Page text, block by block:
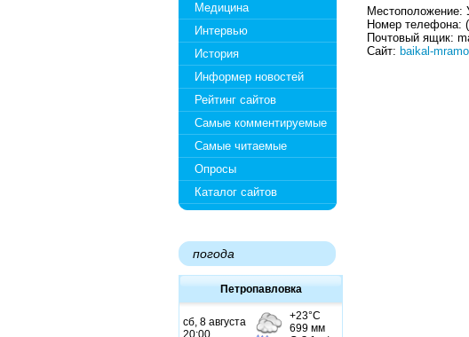
Медицина
Интервью
История
Информер новостей
Рейтинг сайтов
Самые комментируемые
Самые читаемые
Опросы
Каталог сайтов
погода
Петропавловка
Местоположение:
Номер телефона:
Почтовый ящик:
Сайт: baikal-